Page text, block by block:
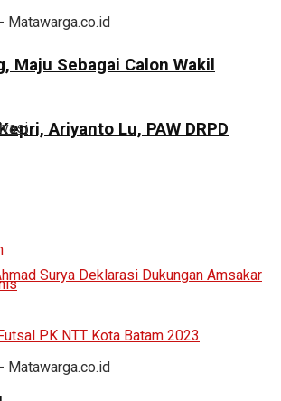
Maju Sebagai Calon Wakil
Ariyanto Lu, PAW DRPD
PK NTT Kota Batam 2023